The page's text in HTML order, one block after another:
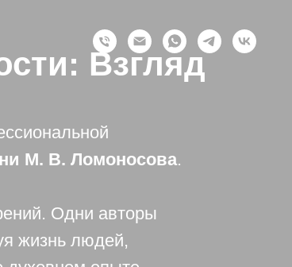
Взгляд
М. В. Ломоносова.
Одни авторы
жизнь людей,